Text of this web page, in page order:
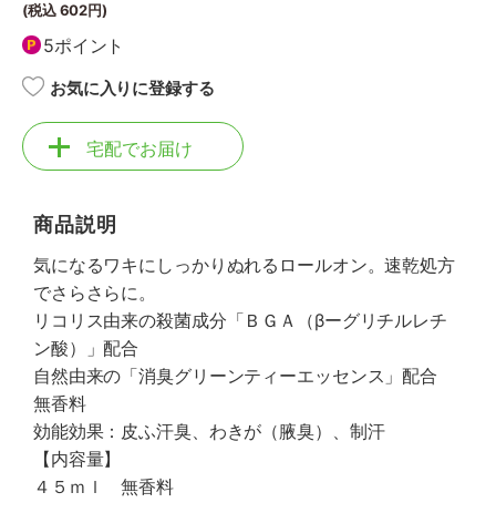
(税込602円)
5ポイント
お気に入りに登録する
宅配でお届け
商品説明
気になるワキにしっかりぬれるロールオン。速乾処方
でさらさらに。
リコリス由来の殺菌成分「ＢＧＡ（βーグリチルレチ
ン酸）」配合
自然由来の「消臭グリーンティーエッセンス」配合
無香料
効能効果：皮ふ汗臭、わきが（腋臭）、制汗
【内容量】
４５ｍｌ 無香料